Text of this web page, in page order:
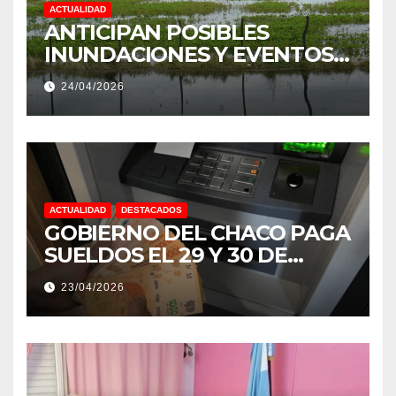
ACTUALIDAD
ANTICIPAN POSIBLES
INUNDACIONES Y EVENTOS
EXTREMOS: “PODRÍA SER UN
NIÑO MUY IMPORTANTE”
24/04/2026
ACTUALIDAD DESTACADOS
GOBIERNO DEL CHACO PAGA
SUELDOS EL 29 Y 30 DE
ABRIL, CON EL 2% DE
AUMENTO
23/04/2026